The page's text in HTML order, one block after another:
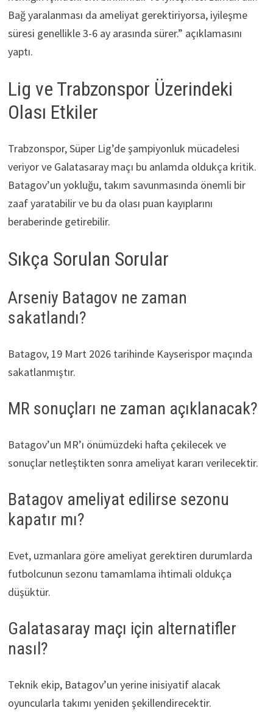
Bağ yaralanması da ameliyat gerektiriyorsa, iyileşme
süresi genellikle 3-6 ay arasında sürer.” açıklamasını
yaptı.
Lig ve Trabzonspor Üzerindeki
Olası Etkiler
Trabzonspor, Süper Lig’de şampiyonluk mücadelesi
veriyor ve Galatasaray maçı bu anlamda oldukça kritik.
Batagov’un yokluğu, takım savunmasında önemli bir
zaaf yaratabilir ve bu da olası puan kayıplarını
beraberinde getirebilir.
Sıkça Sorulan Sorular
Arseniy Batagov ne zaman
sakatlandı?
Batagov, 19 Mart 2026 tarihinde Kayserispor maçında
sakatlanmıştır.
MR sonuçları ne zaman açıklanacak?
Batagov’un MR’ı önümüzdeki hafta çekilecek ve
sonuçlar netleştikten sonra ameliyat kararı verilecektir.
Batagov ameliyat edilirse sezonu
kapatır mı?
Evet, uzmanlara göre ameliyat gerektiren durumlarda
futbolcunun sezonu tamamlama ihtimali oldukça
düşüktür.
Galatasaray maçı için alternatifler
nasıl?
Teknik ekip, Batagov’un yerine inisiyatif alacak
oyuncularla takımı yeniden şekillendirecektir.